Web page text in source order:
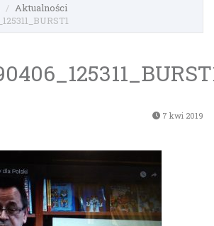
Aktualności
7 kwi 2019